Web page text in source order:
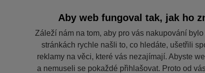
Aby web fungoval tak, jak ho
Záleží nám na tom, aby pro vás nakupování
stránkách rychle našli to, co hledáte, ušetřili
reklamy na věci, které vás nezajímají. Abyste
a nemuseli se pokaždé přihlašovat. Proto od